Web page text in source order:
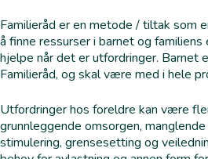
Familieråd er en metode / tiltak som
å finne ressurser i barnet og
hjelpe når det er utfordringer. Barnet
Familieråd, og skal være med i hele
Utfordringer hos foreldre kan være
grunnleggende omsorgen,
stimulering, grensesetting og